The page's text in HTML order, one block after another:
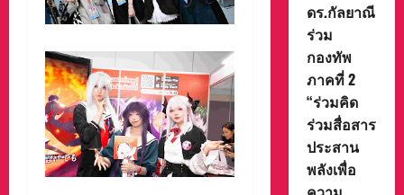
ดร.กัลยาณี
ร่วม
กองทัพ
ภาคที่ 2
“ร่วมคิด
ร่วมสื่อสาร
ประสาน
พลังเพื่อ